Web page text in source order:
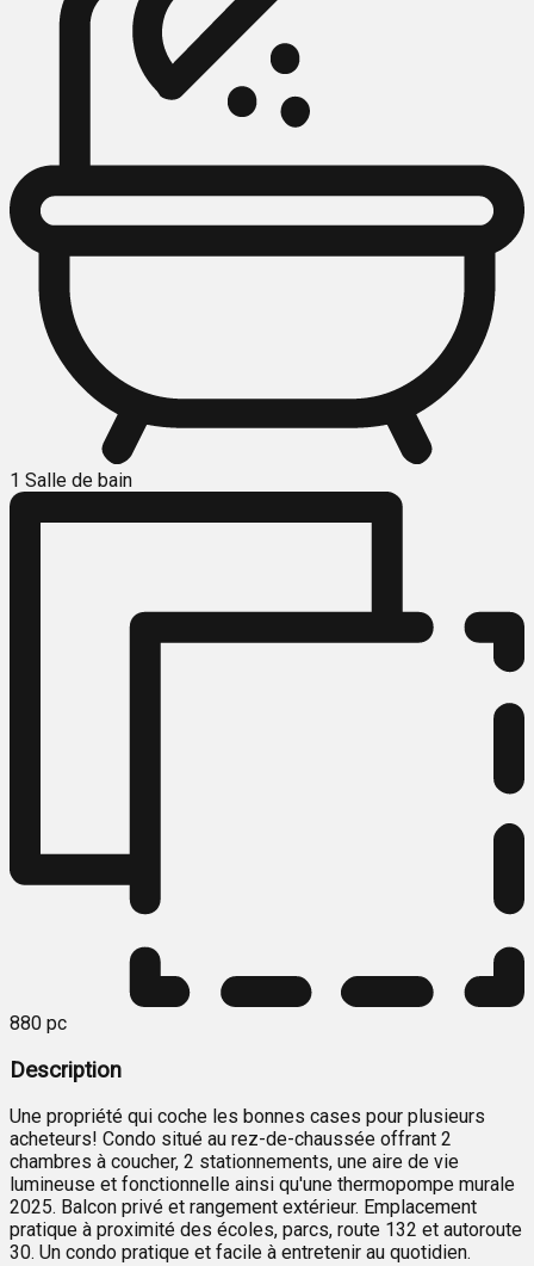
1 Salle de bain
880 pc
Description
Une propriété qui coche les bonnes cases pour plusieurs
acheteurs! Condo situé au rez-de-chaussée offrant 2
chambres à coucher, 2 stationnements, une aire de vie
lumineuse et fonctionnelle ainsi qu'une thermopompe murale
2025. Balcon privé et rangement extérieur. Emplacement
pratique à proximité des écoles, parcs, route 132 et autoroute
30. Un condo pratique et facile à entretenir au quotidien.